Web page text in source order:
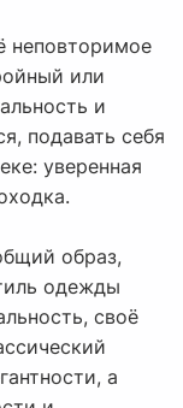
неповторимое
или
и
подавать себя
уверенная
образ,
одежды
своё
а